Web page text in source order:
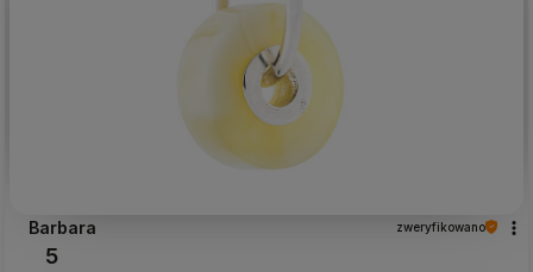
Barbara zweryfikowano
5